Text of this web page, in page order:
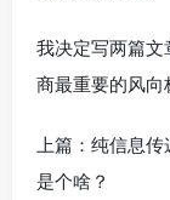
我决定写两篇
商最重要的风向
上篇：纯信息
是个啥？